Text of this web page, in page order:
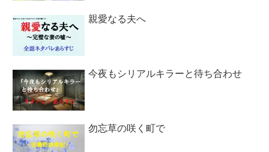
親愛なる夫へ
今夜もシリアルキラーと待ち合わせ
勿忘草の咲く町で